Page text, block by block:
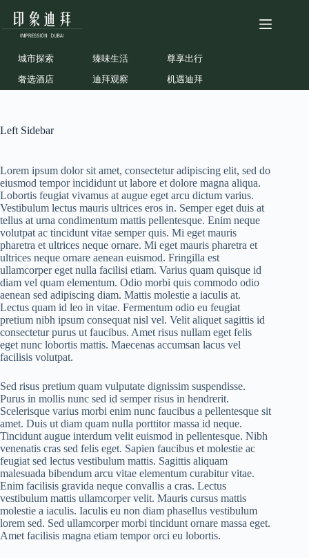
城市探索 臻味生活
尊享出行
奢选酒店
迪拜观察 机遇迪拜
Left Sidebar
Lorem ipsum dolor sit amet, consectetur adipiscing elit, sed do
eiusmod tempor incididunt ut labore et dolore magna aliqua.
Lobortis feugiat vivamus at augue eget arcu dictum varius.
Vestibulum lectus mauris ultrices eros in. Semper eget duis at
tellus at urna condimentum mattis pellentesque. Enim neque
volutpat ac tincidunt vitae semper quis. Mi eget mauris
pharetra et ultrices neque ornare. Mi eget mauris pharetra et
ultrices neque ornare aenean euismod. Fringilla est
ullamcorper eget nulla facilisi etiam. Varius quam quisque id
diam vel quam elementum. Odio morbi quis commodo odio
aenean sed adipiscing diam. Mattis molestie a iaculis at.
Lectus quam id leo in vitae. Fermentum odio eu feugiat
pretium nibh ipsum consequat nisl vel. Velit aliquet sagittis id
consectetur purus ut faucibus. Amet risus nullam eget felis
eget nunc lobortis mattis. Maecenas accumsan lacus vel
facilisis volutpat.
Sed risus pretium quam vulputate dignissim suspendisse.
Purus in mollis nunc sed id semper risus in hendrerit.
Scelerisque varius morbi enim nunc faucibus a pellentesque sit
amet. Duis ut diam quam nulla porttitor massa id neque.
Tincidunt augue interdum velit euismod in pellentesque. Nibh
venenatis cras sed felis eget. Sapien faucibus et molestie ac
feugiat sed lectus vestibulum mattis. Sagittis aliquam
malesuada bibendum arcu vitae elementum curabitur vitae.
Enim facilisis gravida neque convallis a cras. Lectus
vestibulum mattis ullamcorper velit. Mauris cursus mattis
molestie a iaculis. Iaculis eu non diam phasellus vestibulum
lorem sed. Sed ullamcorper morbi tincidunt ornare massa eget.
Amet facilisis magna etiam tempor orci eu lobortis.